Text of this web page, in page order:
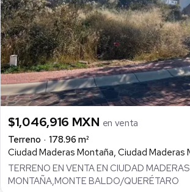
$1,046,916 MXN en venta
Terreno
178.96 m²
TERRENO EN VENTA EN CIUDAD MADERAS
MONTAÑA,MONTE BALDO/QUERÉTARO